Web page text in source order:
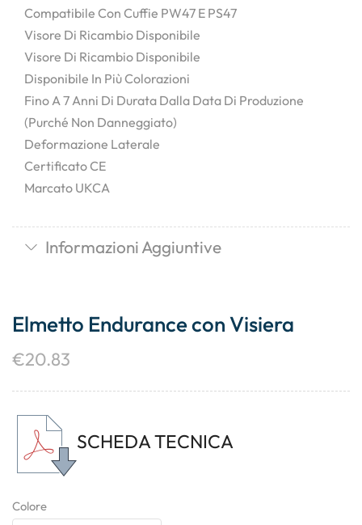
Compatibile Con Cuffie PW47 E PS47
Visore Di Ricambio Disponibile
Visore Di Ricambio Disponibile
Disponibile In Più Colorazioni
Fino A 7 Anni Di Durata Dalla Data Di Produzione
(purché Non Danneggiato)
Deformazione Laterale
Certificato CE
Marcato UKCA
Informazioni Aggiuntive
Elmetto Endurance con Visiera
€20.83
SCHEDA TECNICA
Colore